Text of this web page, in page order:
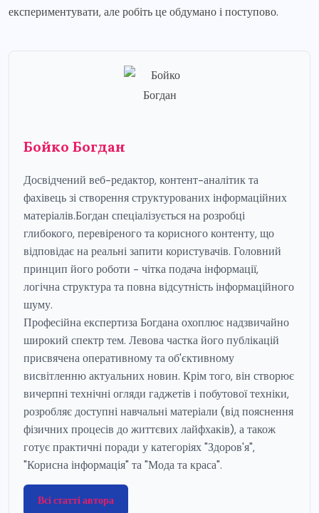
експериментувати, але робіть це обдумано і поступово.
Бойко Богдан
Досвідчений веб-редактор, контент-аналітик та
фахівець зі створення структурованих інформаційних
матеріалів.Богдан спеціалізується на розробці
глибокого, перевіреного та корисного контенту, що
відповідає на реальні запити користувачів. Головний
принцип його роботи - чітка подача інформації,
логічна структура та повна відсутність інформаційного
шуму.
Професійна експертиза Богдана охоплює надзвичайно
широкий спектр тем. Левова частка його публікацій
присвячена оперативному та об'єктивному
висвітленню актуальних новин. Крім того, він створює
вичерпні технічні огляди гаджетів і побутової техніки,
розробляє доступні навчальні матеріали (від пояснення
фізичних процесів до життєвих лайфхаків), а також
готує практичні поради у категоріях "Здоров'я",
"Корисна інформація" та "Мода та краса".
Всі статті автора